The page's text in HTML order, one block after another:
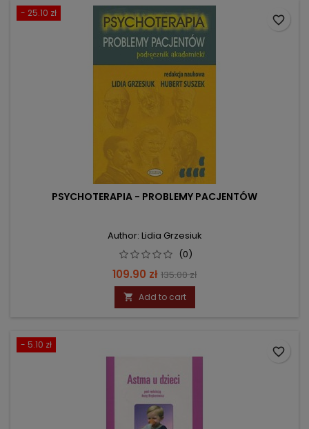
- 25.10 zł
PSYCHOTERAPIA - PROBLEMY PACJENTÓW
Author: Lidia Grzesiuk
(0)
Price
109.90 zł Regular
price
135.00 zł
 Add to cart
favorite_border
- 5.10 zł
favorite_border